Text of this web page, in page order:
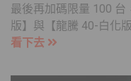
最後再加碼限量 100
版】與【龍騰 40-白化
看下去